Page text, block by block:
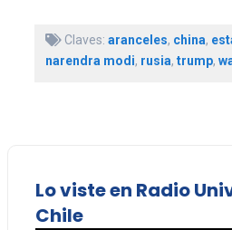
Claves: aranceles, china,
narendra modi, rusia, trump,
Lo viste en Radio
Chile